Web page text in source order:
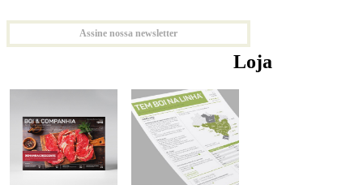
Assine nossa newsletter
Loja